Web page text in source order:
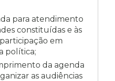
para atendimento
constituídas e às
em
política;
da agenda
as audiências